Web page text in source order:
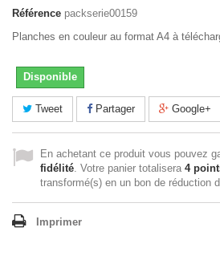
Référence packserie00159
Planches en couleur au format A4 à
Disponible
Tweet Partager Google+
En achetant ce produit vous pouvez
fidélité. Votre panier totalisera 4
transformé(s) en un bon de réduction
Imprimer